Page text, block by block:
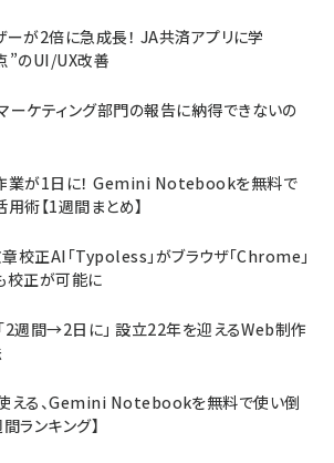
ーが2倍に急成長！ JA共済アプリに学
”のUI/UX改善
ーケティング部門の報告に納得できないの
業が1日に！ Gemini Notebookを無料で
術【1週間まとめ】
校正AI「Typoless」がブラウザ「Chrome」
校正が可能に
2週間→2日に」 設立22年を迎えるWeb制作
える、Gemini Notebookを無料で使い倒
ランキング】